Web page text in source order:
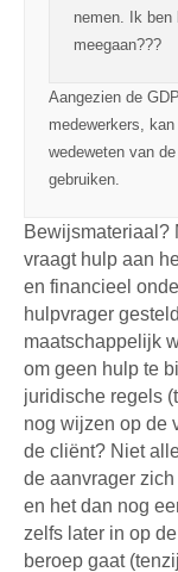
nemen. Ik ben
meegaan???
Aangezien de
medewerkers,
wedeweten van
gebruiken.
Bewijsmateriaal?
vraagt hulp aan
en financieel
hulpvrager
maatschappelijk
om geen hulp te
juridische regels
nog wijzen op de
de cliënt? Niet
de aanvrager
en het dan nog
zelfs later in op
beroep gaat